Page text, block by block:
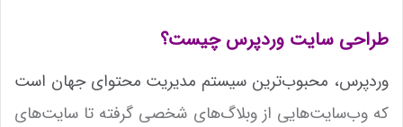
طراحی سایت وردپرس چیست؟
وردپرس، محبوب‌ترین سیستم مدیریت محتوای جهان است
که وب‌سایت‌هایی از وبلاگ‌های شخصی گرفته تا سایت‌های